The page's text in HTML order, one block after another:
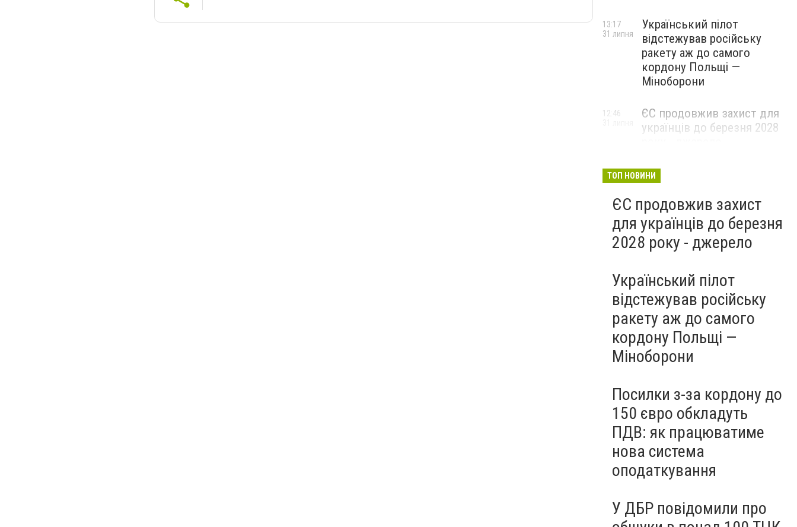
Український пілот
відстежував російську
ракету аж до самого
кордону Польщі —
Міноборони
13:17
31 липня
ЄС продовжив захист для
українців до березня 2028
12:46
ТОП НОВИНИ
ЄС продовжив захист
для українців до березня
2028 року - джерело
Український пілот
відстежував російську
ракету аж до самого
кордону Польщі —
Міноборони
Посилки з-за кордону до
150 євро обкладуть
ПДВ: як працюватиме
нова система
оподаткування
У ДБР повідомили про